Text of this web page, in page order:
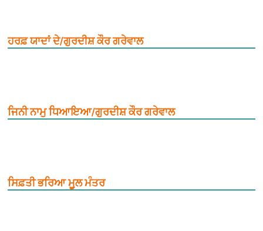
ਹਰਫ਼ ਯਾਦਾਂ ਦੇ/ਗੁਰਦੀਸ਼ ਕੌਰ ਗਰੇਵਾਲ
ਜਿਨੀ ਨਾਮੁ ਧਿਆਇਆ/ਗੁਰਦੀਸ਼ ਕੌਰ ਗਰੇਵਾਲ
ਸਿਫ਼ਤੀ ਭਰਿਆ ਮੂ਼ਲ ਮੰਤਰ